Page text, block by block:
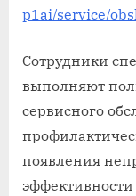
p1ai/service/
Сотрудники
выполняют
сервисного
появления